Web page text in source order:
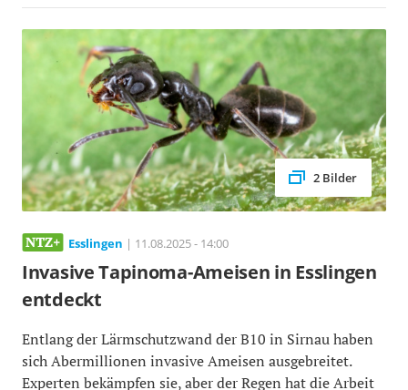
2 Bilder
Esslingen | 11.08.2025 - 14:00
Invasive Tapinoma-Ameisen in Esslingen
entdeckt
Entlang der Lärmschutzwand der B10 in Sirnau haben
sich Abermillionen invasive Ameisen ausgebreitet.
Experten bekämpfen sie, aber der Regen hat die Arbeit